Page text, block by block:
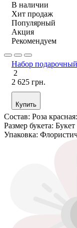
В наличии
Хит продаж
Популярный
Акция
Рекомендуем
Набор подарочный
2
2 625 грн.
Купить
Состав: Роза
Размер букета:
Упаковка: